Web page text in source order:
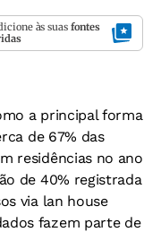
às suas fontes
a principal forma
de 67% das
residências no ano
de 40% registrada
via lan house
fazem parte de